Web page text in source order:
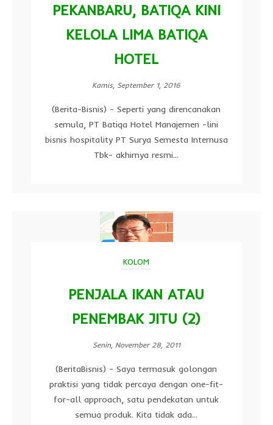
PEKANBARU, BATIQA KINI
KELOLA LIMA BATIQA
HOTEL
Kamis, September 1, 2016
(Berita-Bisnis) - Seperti yang direncanakan
semula, PT Batiqa Hotel Manajemen -lini
bisnis hospitality PT Surya Semesta Internusa
Tbk- akhirnya resmi...
KOLOM
PENJALA IKAN ATAU
PENEMBAK JITU (2)
Senin, November 28, 2011
(BeritaBisnis) - Saya termasuk golongan
praktisi yang tidak percaya dengan one-fit-
for-all approach, satu pendekatan untuk
semua produk. Kita tidak ada...